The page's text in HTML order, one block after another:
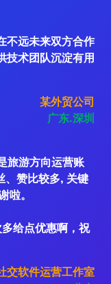
不远未来双方合作
技术团队沉淀有用
某外贸公司
广东.深圳
旅游方向运营账
赞比较多, 关键
啦。
给点优惠啊，祝
交软件运营工作室